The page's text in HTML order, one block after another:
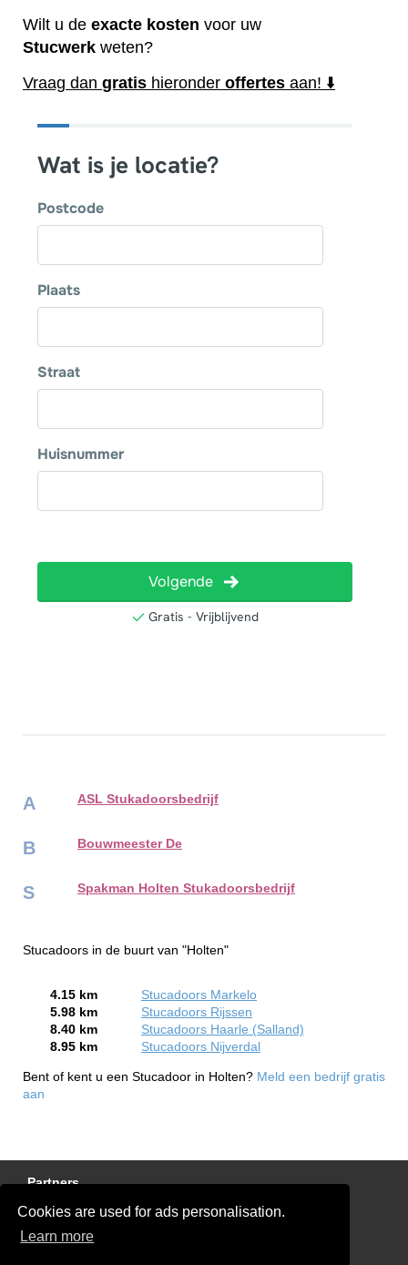
Cookies are used for ads personalisation.
Learn more
Wilt u de exacte kosten voor uw
Stucwerk weten?
Vraag dan gratis hieronder offertes aan! ⬇️
A ASL Stukadoorsbedrijf
B Bouwmeester De
S Spakman Holten Stukadoorsbedrijf
Stucadoors in de buurt van "Holten"
4.15 km
Stucadoors Markelo
5.98 km
Stucadoors Rijssen
8.40 km
Stucadoors Haarle (Salland)
8.95 km
Stucadoors Nijverdal
Bent of kent u een Stucadoor in Holten? Meld een bedrijf gratis
aan
Partners
Gratis Stucadoor Offertes
Disclaimer